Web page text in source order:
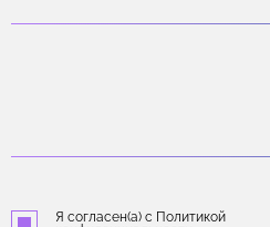
Я согласен(а) с Политикой